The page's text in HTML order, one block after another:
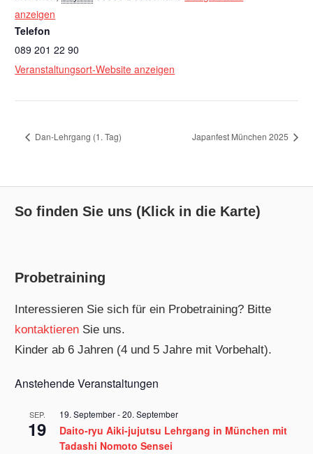
anzeigen
Telefon
089 201 22 90
Veranstaltungsort-Website anzeigen
Dan-Lehrgang (1. Tag) Japanfest München 2025
So finden Sie uns (Klick in die Karte)
Probetraining
Interessieren Sie sich für ein Probetraining? Bitte
kontaktieren Sie uns.
Kinder ab 6 Jahren (4 und 5 Jahre mit Vorbehalt).
Anstehende Veranstaltungen
SEP.
19
19. September-20. September
Daito-ryu Aiki-jujutsu Lehrgang in München mit
Tadashi Nomoto Sensei